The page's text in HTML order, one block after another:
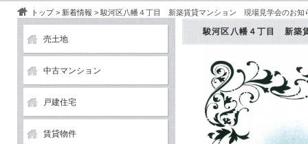
トップ> 新着情報 > 駿河区八幡４丁目 新築賃貸マンション 現場見学会のお知
駿河区八幡４丁目 新築
売土地
中古マンション
戸建住宅
賃貸物件